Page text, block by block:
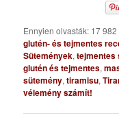
Ennyien olvasták: 17 982
glutén- és tejmentes
Sütemények,tejmentes
glutén és tejmentes,
sütemény,tiramisu,
vélemény számít!